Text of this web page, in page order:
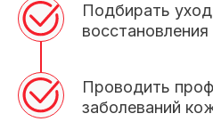
Подбирать
Проводить
заболеваний